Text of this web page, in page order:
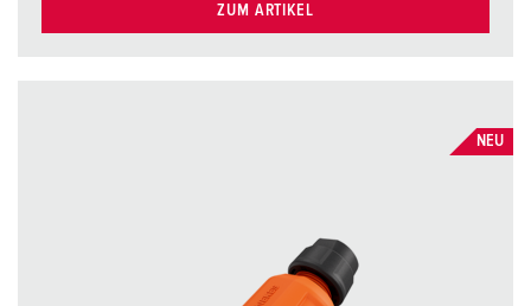
ZUM ARTIKEL
NEU